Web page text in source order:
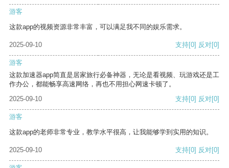
游客
这款app的视频资源非常丰富，可以满足我不同的娱乐需求。
2025-09-10 支持[0] 反对[0]
游客
这款加速器app简直是居家旅行必备神器，无论是看视频、玩游戏还是工
作办公，都能畅享高速网络，再也不用担心网速卡顿了。
2025-09-10
支持[0] 反对[0]
游客
这款app的老师非常专业，教学水平很高，让我能够学到实用的知识。
2025-09-10 支持[0] 反对[0]